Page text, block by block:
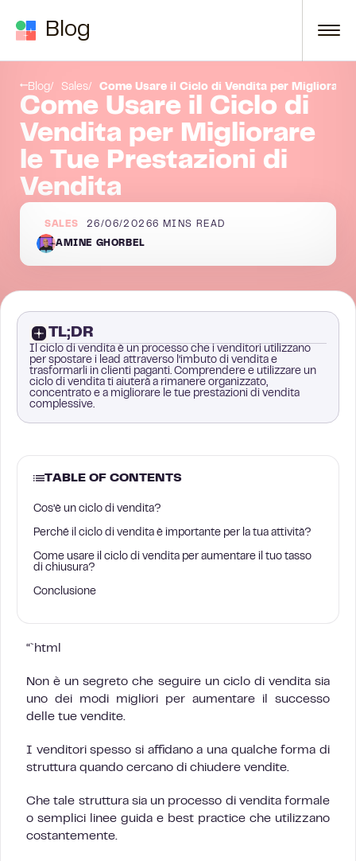
Blog
Blog Sales Come Usare il Ciclo di Vendita per Migliorare
Come Usare il Ciclo di
Vendita per Migliorare
le Tue Prestazioni di
Vendita
SALES 26/06/20266 MINS READ
AMINE GHORBEL
TL;DR
Il ciclo di vendita è un processo che i venditori utilizzano
per spostare i lead attraverso l’imbuto di vendita e
trasformarli in clienti paganti. Comprendere e utilizzare un
ciclo di vendita ti aiuterà a rimanere organizzato,
concentrato e a migliorare le tue prestazioni di vendita
complessive.
TABLE OF CONTENTS
Cos’è un ciclo di vendita?
Perché il ciclo di vendita è importante per la tua attività?
Come usare il ciclo di vendita per aumentare il tuo tasso
di chiusura?
Conclusione
“`html
Non è un segreto che seguire un ciclo di vendita sia
uno dei modi migliori per aumentare il successo
delle tue vendite.
I venditori spesso si affidano a una qualche forma di
struttura quando cercano di chiudere vendite.
Che tale struttura sia un processo di vendita formale
o semplici linee guida e best practice che utilizzano
costantemente.